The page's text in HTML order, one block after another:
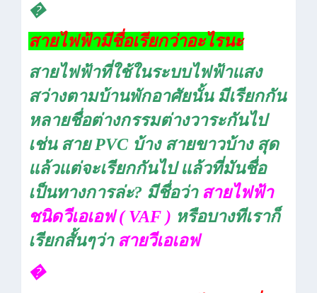
�
สายไฟฟ้ามีชื่อเรียกว่าอะไรนะ
สายไฟฟ้าที่ใช้ในระบบไฟฟ้าแสง
สว่างตามบ้านพักอาศัยนั้น มีเรียกกัน
หลายชื่อต่างกรรมต่างวาระกันไป
เช่น สายPVC บ้าง สายขาวบ้าง สุด
แล้วแต่จะเรียกกันไป แล้วที่มันชื่อ
เป็นทางการล่ะ? มีชื่อว่า สายไฟฟ้า
ชนิดวีเอเอฟ (VAF ) หรือบางทีเราก็
เรียกสั้นๆว่า สายวีเอเอฟ
�